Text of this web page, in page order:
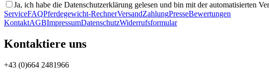
Ja, ich habe die Datenschutzerklärung gelesen und bin mit der automatisierten
ServiceFAQPferdegewicht-RechnerVersandZahlungPresseBewertungen
KontaktAGBImpressumDatenschutzWiderrufsformular
Kontaktiere uns
+43 (0)664 2481966